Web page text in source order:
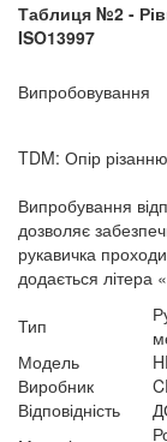
Таблиця №2 -
ISO13997
Випробовування
TDM: Опір
Випробування
дозволяє
рукавичка
додається літера «
Тип
Модель
Виробник
Відповідність